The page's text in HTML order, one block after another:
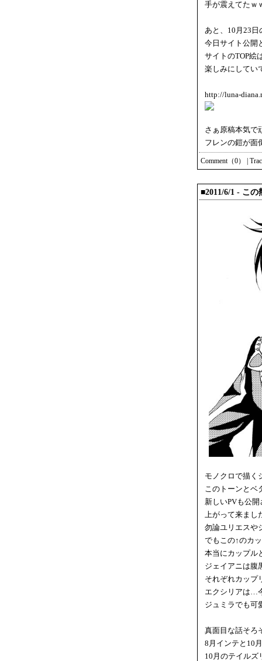
手が震えてたｗ
あと、10月23日
今日サイト公開
サイトのTOP絵
楽しみにしてい
http://luna-
さぁ原稿本気で
フレンの鎧が
Comment（0）
■2011/6/1 - こ
モノクロで描く
このトーンとベ
新しいPVも公
上がって来まし
勿論ユリエスや
でもこの↑のカ
本当にカップル
ジェイアニは腹
それぞれカップ
エクシリアは…
ジュミラでも可
真面目な話そろ
8月インテと10
10月のテイルズ